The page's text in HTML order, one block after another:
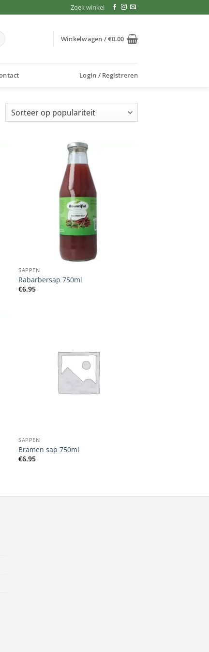
Zoek winkel
Winkelwagen /€0.00
Login / Registreren
SAPPEN
Rabarbersap 750ml
€6.95
SAPPEN
Bramen sap 750ml
€6.95